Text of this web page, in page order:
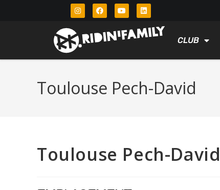
CLUB
Toulouse Pech-David
Toulouse Pech-David